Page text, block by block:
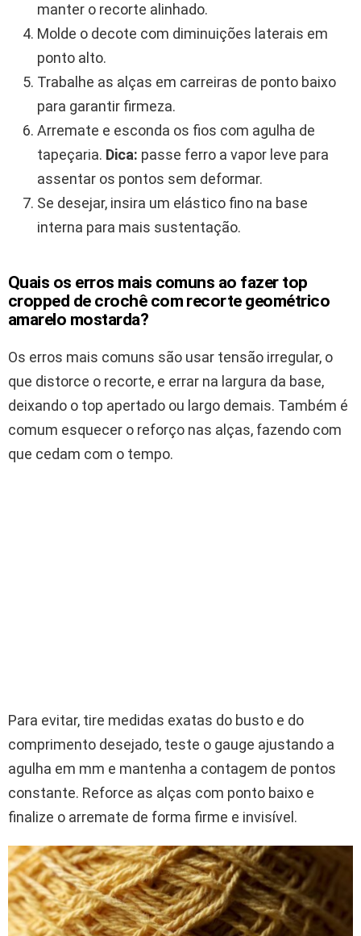
manter o recorte alinhado.
Molde o decote com diminuições laterais em
ponto alto.
Trabalhe as alças em carreiras de ponto baixo
para garantir firmeza.
Arremate e esconda os fios com agulha de
tapeçaria. Dica: passe ferro a vapor leve para
assentar os pontos sem deformar.
Se desejar, insira um elástico fino na base
interna para mais sustentação.
Quais os erros mais comuns ao fazer top
cropped de crochê com recorte geométrico
amarelo mostarda?
Os erros mais comuns são usar tensão irregular, o
que distorce o recorte, e errar na largura da base,
deixando o top apertado ou largo demais. Também é
comum esquecer o reforço nas alças, fazendo com
que cedam com o tempo.
Para evitar, tire medidas exatas do busto e do
comprimento desejado, teste o gauge ajustando a
agulha em mm e mantenha a contagem de pontos
constante. Reforce as alças com ponto baixo e
finalize o arremate de forma firme e invisível.